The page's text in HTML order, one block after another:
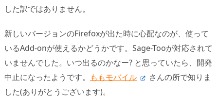
した訳ではありません。
新しいバージョンのFirefoxが出た時に心配なのが、使って
いるAdd-onが使えるかどうかです。Sage-Tooが対応されて
いませんでした。いつ出るのかなー? と思っていたら、開発
中止になったようです。
ももモバイル
さんの所で知りま
した(ありがとうございます)。